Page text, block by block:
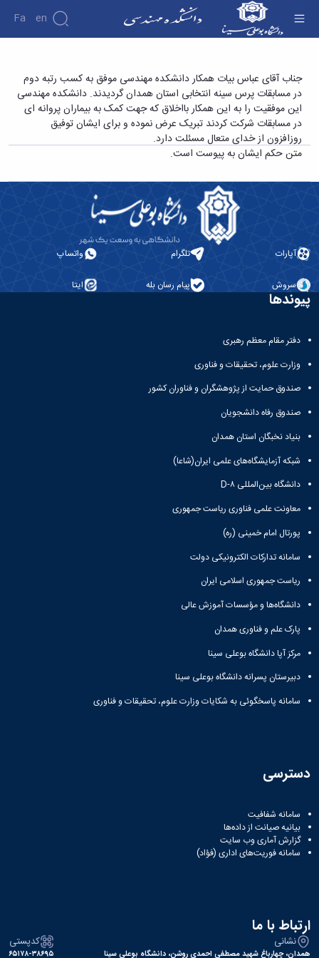
Fa En
دانشکده
درباره
دانشکده
تاریخچه
ریاست
دانشکده
آلبوم
معاونت
معاونت
پژوهشی
معاونت
تکمیلی
پژوهش
نشریات
کسب رتبه دوم مسابقات پرس سینه انتخابی استان
توسط همکار دانشکده مهندسی جناب آقای عباس
بیات - دانشکده فنی و مهندسی
جناب آقای عباس بیات همکار دانشکده مهندسی موفق به کسب رتبه دوم
در مسابقات پرس سینه انتخابی استان همدان گردیدند. دانشکده مهندسی
این موفقیت را به این همکار بااخلاق که جهت کمک به بیماران پروانه ای
در مسابقات شرکت کردند تبریک عرض نموده و برای ایشان توفیق
روزافزون از خدای متعال مسئلت دارد.
متن حکم ایشان به پیوست است.
آپارات تلگرام واتساپ
سروش پیام رسان بله ایتا
پیوندها
دفتر مقام معظم رهبری
وزارت علوم، تحقیقات و فناوری
صندوق حمایت از پژوهشگران و فناوران کشور
صندوق رفاه دانشجویان
بنیاد نخبگان استان همدان
شبکه آزمایشگاه‌های علمی ایران(شاعا)
دانشگاه بین‌المللی D-۸
معاونت علمی فناوری ریاست جمهوری
پورتال امام خمینی (ره)
سامانه تدارکات الکترونیکی دولت
ریاست جمهوری اسلامی ایران
دانشگاه‌ها و مؤسسات آموزش عالی
پارک علم و فناوری همدان
مرکز آپا دانشگاه بوعلی سینا
دبیرستان پسرانه دانشگاه بوعلی سینا
سامانه پاسخگوئی به شکایات وزارت علوم، تحقیقات و فناوری
دسترسی
سامانه شفافیت
بیانیه صیانت از داده‌ها
گزارش آماری وب‌ سایت
سامانه فوریت‌های اداری (فؤاد)
ارتباط با ما
نشانی
همدان، چهارباغ شهید مصطفی احمدی روشن، دانشگاه بوعلی سینا
کدپستی
۶۵۱۷۸-۳۸۶۹۵